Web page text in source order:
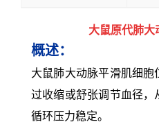
大鼠原代肺大
概述：
大鼠肺大动脉平滑肌细
过收缩或舒张调节血径
循环压力稳定。